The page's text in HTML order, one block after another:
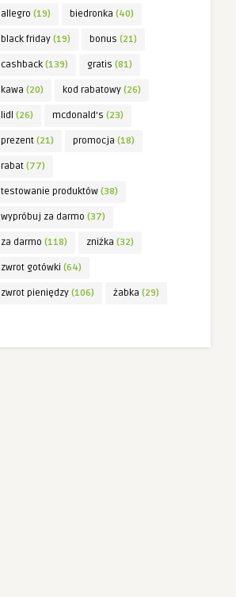
allegro (19) biedronka (40)
black friday (19) bonus (21)
cashback (139) gratis (81)
kawa (20) kod rabatowy (26)
lidl (26) mcdonald's (23)
prezent (21) promocja (18)
rabat (77)
testowanie produktów (38)
wypróbuj za darmo (37)
za darmo (118) zniżka (32)
zwrot gotówki (64)
zwrot pieniędzy (106) żabka (29)